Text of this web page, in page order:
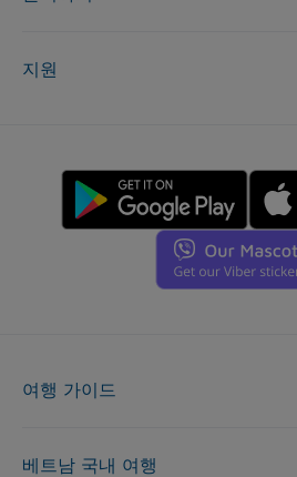
지원
여행 가이드
베트남 국내 여행